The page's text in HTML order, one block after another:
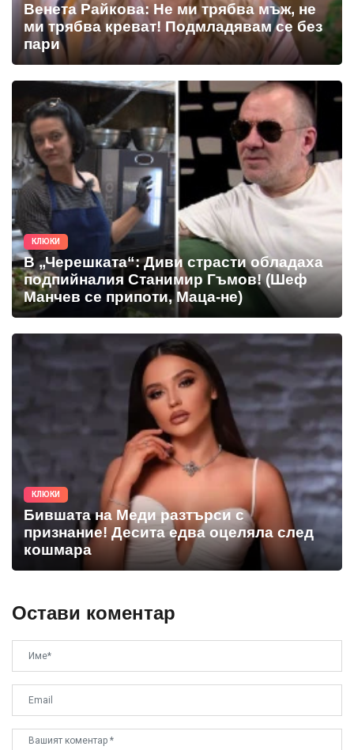
Венета Райкова: Не ми трябва мъж, не
ми трябва креват! Подмладявам се без
пари
КЛЮКИ
В „Черешката“: Диви страсти обладаха
подпийналия Станимир Гъмов! (Шеф
Манчев се припоти, Маца-не)
КЛЮКИ
Бившата на Меди разтърси с
признание! Десита едва оцеляла след
кошмара
Остави коментар